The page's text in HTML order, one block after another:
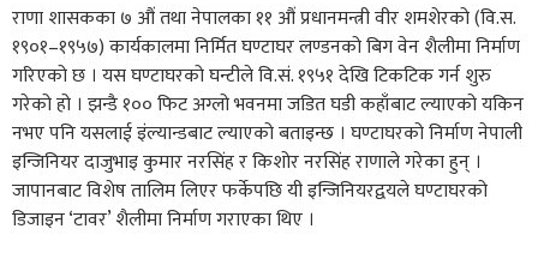
राणा शासकका ७ औं तथा नेपालका ११ औं प्रधानमन्त्री वीर शमशेरको (वि.स.
१९०१–१९५७) कार्यकालमा निर्मित घण्टाघर लण्डनको बिग वेन शैलीमा निर्माण
गरिएको छ । यस घण्टाघरको घन्टीले वि.सं. १९५१ देखि टिकटिक गर्न शुरु
गरेको हो । झन्डै १०० फिट अग्लो भवनमा जडित घडी कहाँबाट ल्याएको यकिन
नभए पनि यसलाई इंल्यान्डबाट ल्याएको बताइन्छ । घण्टाघरको निर्माण नेपाली
इन्जिनियर दाजुभाइ कुमार नरसिंह र किशोर नरसिंह राणाले गरेका हुन् ।
जापानबाट विशेष तालिम लिएर फर्केपछि यी इन्जिनियरद्वयले घण्टाघरको
डिजाइन ‘टावर’ शैलीमा निर्माण गराएका थिए ।